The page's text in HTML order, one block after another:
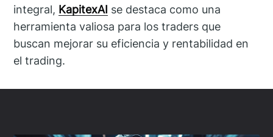
integral, KapitexAI se destaca como una
herramienta valiosa para los traders que
buscan mejorar su eficiencia y rentabilidad en
el trading.